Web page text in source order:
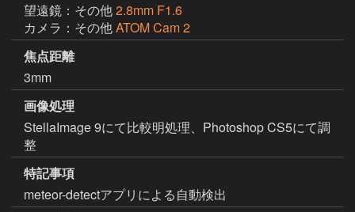
望遠鏡：その他2.8mm F1.6
カメラ：その他ATOM Cam 2
焦点距離
3mm
画像処理
StellaImage 9にて比較明処理、Photoshop CS5にて調
整
特記事項
meteor-detectアプリによる自動検出